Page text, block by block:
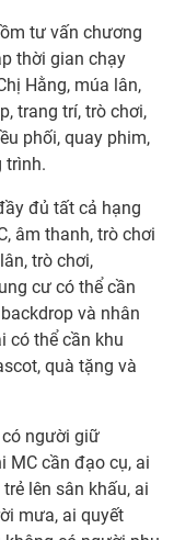
tư vấn chương
thời gian chạy
Hằng, múa lân,
trang trí, trò chơi,
phối, quay phim,
trình.
đủ tất cả hạng
âm thanh, trò chơi
trò chơi,
cư có thể cần
và nhân
có thể cần khu
quà tặng và
người giữ
MC cần đạo cụ, ai
lên sân khấu, ai
mưa, ai quyết